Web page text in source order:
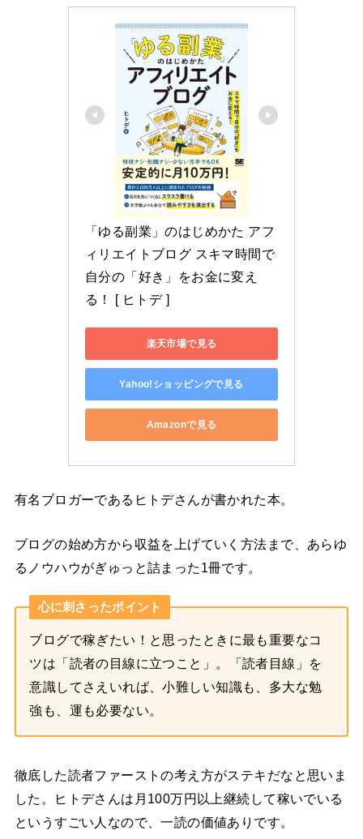
「ゆる副業」のはじめかた アフ
ィリエイトブログ スキマ時間で
自分の「好き」をお金に変え
る！ [ ヒトデ ]
楽天市場で見る
Yahoo!ショッピングで見る
Amazonで見る
有名ブロガーであるヒトデさんが書かれた本。
ブログの始め方から収益を上げていく方法まで、あらゆ
るノウハウがぎゅっと詰まった1冊です。
心に刺さったポイント
ブログで稼ぎたい！と思ったときに最も重要なコ
ツは「読者の目線に立つこと」。「読者目線」を
意識してさえいれば、小難しい知識も、多大な勉
強も、運も必要ない。
徹底した読者ファーストの考え方がステキだなと思いま
した。ヒトデさんは月100万円以上継続して稼いでいる
というすごい人なので、一読の価値ありです。